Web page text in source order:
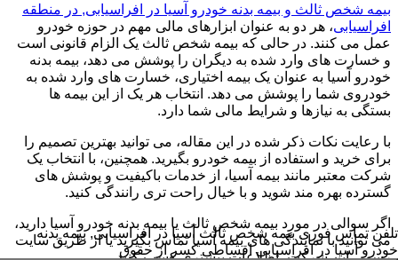
بیمه شخص ثالث و بیمه بدنه خودرو آسیا در افراسیابی, در منطقه
افراسیابی، هر دو به عنوان ابزارهای مالی مهم در حوزه خودرو
عمل می کنند. در حالی که بیمه شخص ثالث یک الزام قانونی است
و خسارت های وارد شده به دیگران را پوشش می دهد، بیمه بدنه
خودرو آسیا به عنوان یک بیمه اختیاری، خسارت های وارد شده به
خودروی شما را پوشش می دهد. انتخاب هر یک از این بیمه ها
بستگی به نیازها و شرایط مالی شما دارد.
با رعایت نکات ذکر شده در این مقاله، می توانید بهترین تصمیم را
برای خرید و استفاده از بیمه خودرو بگیرید. همچنین، با انتخاب یک
شرکت معتبر مانند بیمه آسیا، از خدمات باکیفیت و پوشش های
گسترده بهره مند شوید و با خیال راحت تری رانندگی کنید.
اگر سوالی در مورد بیمه شخص ثالث یا بیمه بدنه خودرو آسیا دارید،
می توانید با نمایندگی های بیمه آسیا تماس بگیرید یا از طریق سایت
رسمی این شرکت، اطلاعات بیشتری کسب کنید.
تلفن تماس فوریبیمه شخص ثالث آسیا در افراسیابی, بیمه بدنه
خودرو آسیا در افراسیابی اقساطی کسر از حقوق